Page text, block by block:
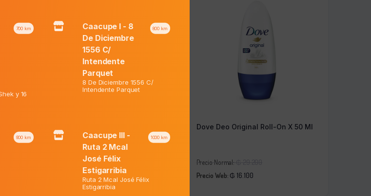
Gr.
Precio Normal:₲35.600El
precio
Precio Web:₲19.600 El
precio
Dove Deo Original Roll-On X 50 Ml
Precio Normal:
Precio Web: ₲ 16.100El
700 km
y 16
Caacupe I - 8
De Diciembre
1556 C/
Intendente
Parquet
800 km
8 De Diciembre 1556 C/
Intendente Parquet
900 km
Caacupe III -
Ruta 2 Mcal
José Félix
Estigarribia
1000 km
Ruta 2 Mcal José Félix
Estigarribia